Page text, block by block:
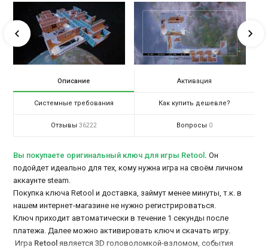
Описание Активация
Системные требования Как купить дешевле?
Отзывы 36222 Вопросы 0
Вы покупаете оригинальный ключ для игры Retool . Он
подойдет идеально для тех, кому нужна игра на своём личном
аккаунте steam.
Покупка ключа Retool и доставка, займут менее минуты, т.к. в
нашем интернет-магазине не нужно регистрироваться.
Ключ приходит автоматически в течение 1 секунды после
платежа. Далее можно активировать ключ и скачать игру.
Игра Retoolявляется 3D головоломкой-взломом, события